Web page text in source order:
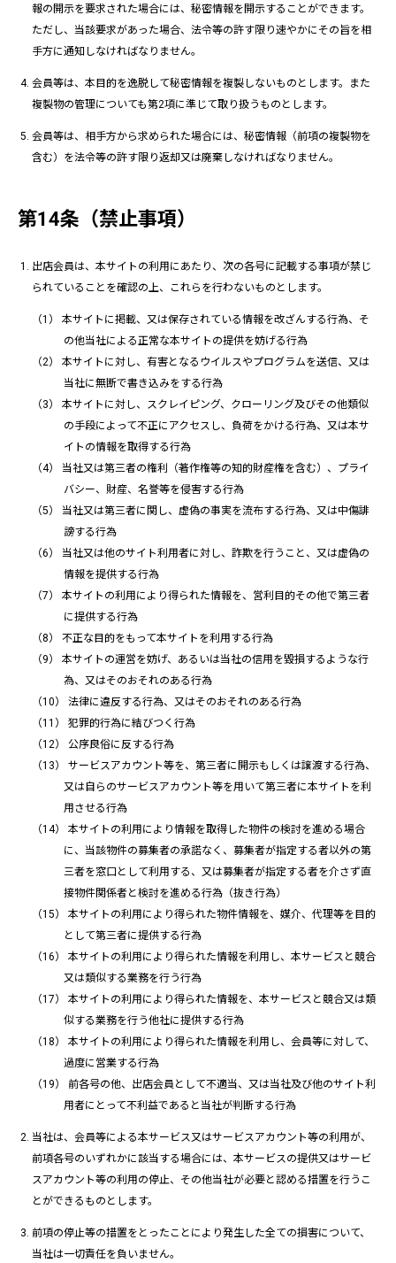
報の開示を要求された場合には、秘密情報を開示することができます。
ただし、当該要求があった場合、法令等の許す限り速やかにその旨を相
手方に通知しなければなりません。
会員等は、本目的を逸脱して秘密情報を複製しないものとします。また
複製物の管理についても第2項に準じて取り扱うものとします。
会員等は、相手方から求められた場合には、秘密情報（前項の複製物を
含む）を法令等の許す限り返却又は廃棄しなければなりません。
第14条（禁止事項）
出店会員は、本サイトの利用にあたり、次の各号に記載する事項が禁じ
られていることを確認の上、これらを行わないものとします。
本サイトに掲載、又は保存されている情報を改ざんする行為、そ
の他当社による正常な本サイトの提供を妨げる行為
本サイトに対し、有害となるウイルスやプログラムを送信、又は
当社に無断で書き込みをする行為
本サイトに対し、スクレイピング、クローリング及びその他類似
の手段によって不正にアクセスし、負荷をかける行為、又は本サ
イトの情報を取得する行為
当社又は第三者の権利（著作権等の知的財産権を含む）、プライ
バシー、財産、名誉等を侵害する行為
当社又は第三者に関し、虚偽の事実を流布する行為、又は中傷誹
謗する行為
当社又は他のサイト利用者に対し、詐欺を行うこと、又は虚偽の
情報を提供する行為
本サイトの利用により得られた情報を、営利目的その他で第三者
に提供する行為
不正な目的をもって本サイトを利用する行為
本サイトの運営を妨げ、あるいは当社の信用を毀損するような行
為、又はそのおそれのある行為
法律に違反する行為、又はそのおそれのある行為
犯罪的行為に結びつく行為
公序良俗に反する行為
サービスアカウント等を、第三者に開示もしくは譲渡する行為、
又は自らのサービスアカウント等を用いて第三者に本サイトを利
用させる行為
本サイトの利用により情報を取得した物件の検討を進める場合
に、当該物件の募集者の承諾なく、募集者が指定する者以外の第
三者を窓口として利用する、又は募集者が指定する者を介さず直
接物件関係者と検討を進める行為（抜き行為）
本サイトの利用により得られた物件情報を、媒介、代理等を目的
として第三者に提供する行為
本サイトの利用により得られた情報を利用し、本サービスと競合
又は類似する業務を行う行為
本サイトの利用により得られた情報を、本サービスと競合又は類
似する業務を行う他社に提供する行為
本サイトの利用により得られた情報を利用し、会員等に対して、
過度に営業する行為
前各号の他、出店会員として不適当、又は当社及び他のサイト利
用者にとって不利益であると当社が判断する行為
当社は、会員等による本サービス又はサービスアカウント等の利用が、
前項各号のいずれかに該当する場合には、本サービスの提供又はサービ
スアカウント等の利用の停止、その他当社が必要と認める措置を行うこ
とができるものとします。
前項の停止等の措置をとったことにより発生した全ての損害について、
当社は一切責任を負いません。